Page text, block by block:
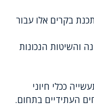
בקרים אלו עבור
והשיטות הנכונות
ככלי חיוני
העתידיים בתחום.